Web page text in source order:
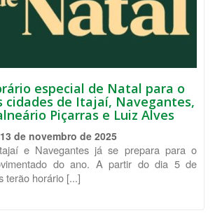
especial de Natal para o
cidades de Itajaí, Navegantes,
Piçarras e Luiz Alves
13 de novembro de 2025
e Navegantes já se prepara para o
do ano. A partir do dia 5 de
terão horário [...]